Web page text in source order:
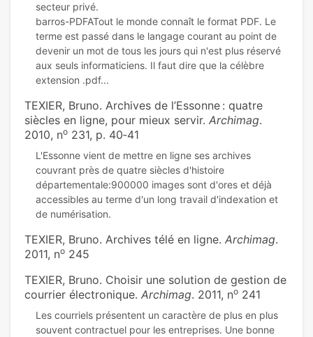
secteur privé.
barros-PDFATout le monde connaît le format PDF. Le
terme est passé dans le langage courant au point de
devenir un mot de tous les jours qui n'est plus réservé
aux seuls informaticiens. Il faut dire que la célèbre
TEXIER, Bruno. Archives de l’Essonne : quatre
siècles en ligne, pour mieux servir. Archimag.
2010, no 231, p. 40‑41
L'Essonne vient de mettre en ligne ses archives
couvrant près de quatre siècles d'histoire
départementale:900000 images sont d'ores et déjà
accessibles au terme d'un long travail d'indexation et
TEXIER, Bruno. Archives télé en ligne. Archimag.
2011, no 245
TEXIER, Bruno. Choisir une solution de gestion de
courrier électronique. Archimag. 2011, no 241
Les courriels présentent un caractère de plus en plus
souvent contractuel pour les entreprises. Une bonne